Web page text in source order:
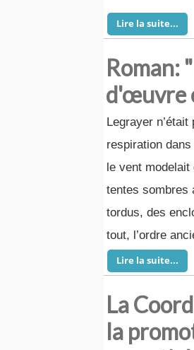
Lire la suite...
Roman:
d'œuvre
Legrayer
respiration
le vent
tentes sombres
tordus, des
tout, l’ordre
Lire la suite...
La
la